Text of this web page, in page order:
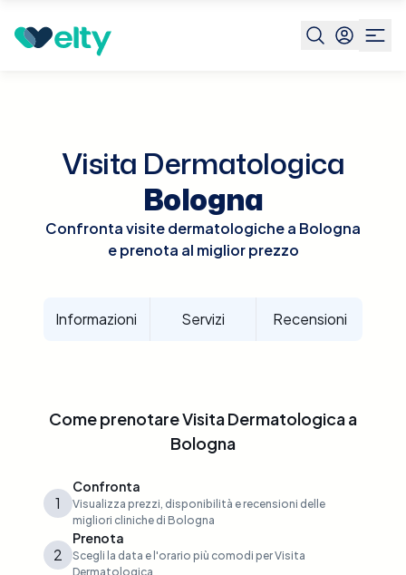
Prenota visita Bologna
Visita Dermatologica
Bologna
Confronta visite dermatologiche a Bologna
e prenota al miglior prezzo
Informazioni Servizi Recensioni
Come prenotareVisita Dermatologicaa
Bologna
1
Confronta
Visualizza prezzi, disponibilità e recensioni delle
migliori cliniche di Bologna
2
Prenota
Scegli la data e l'orario più comodi per Visita
Dermatologica